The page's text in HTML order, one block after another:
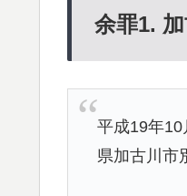
余罪1.
平成19年
県加古川市